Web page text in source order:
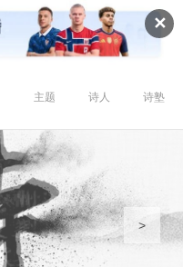
✕
主题 诗人 诗塾
>